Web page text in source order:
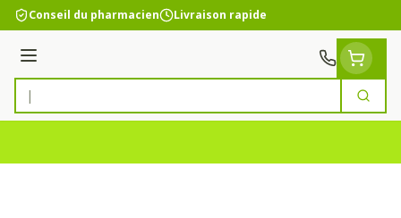
Aller au contenu
Conseil du pharmacien Livraison rapide
Menu
Rechercher